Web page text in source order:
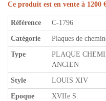
Ce produit est en vente à 1200
Référence C-1796
Catégorie Plaques de
Type
PLAQUE
ANCIEN
Style LOUIS XIV
Epoque XVIIe S.